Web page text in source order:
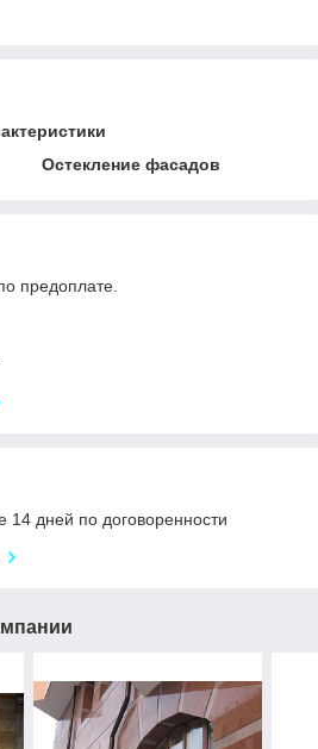
Остекление фасадов
предоплате.
14 дней по договоренности